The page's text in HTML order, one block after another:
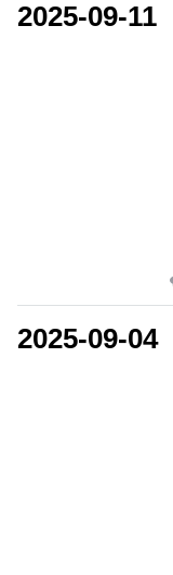
2025-09-11
2025-09-04